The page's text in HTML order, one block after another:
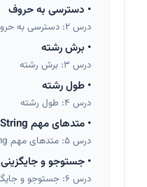
• دسترسی به حروف
درس 2: دسترسی به حروف
• برش رشته
درس 3: برش رشته
• طول رشته
درس 4: طول رشته
• متدهای مهم String
درس 5: متدهای مهم String
• جستوجو و جایگزینی
درس 6: جستوجو و جایگزینی